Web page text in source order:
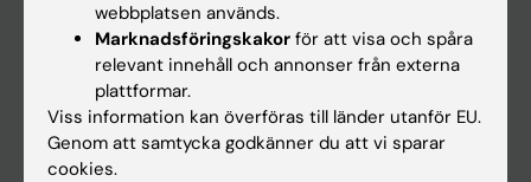
Huvudmeny
Utbildning
Forskarutbildning
webbplatsen används.
Marknadsföringskakor för att visa och spåra
relevant innehåll och annonser från externa
plattformar.
Viss information kan överföras till länder utanför EU.
Genom att samtycka godkänner du att vi sparar
cookies.